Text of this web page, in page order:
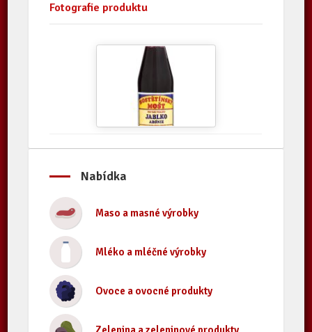
Fotografie produktu
Nabídka
Maso a masné výrobky
Mléko a mléčné výrobky
Ovoce a ovocné produkty